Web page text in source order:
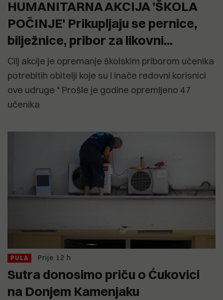
HUMANITARNA AKCIJA 'ŠKOLA
POČINJE' Prikupljaju se pernice,
bilježnice, pribor za likovni...
Cilj akcije je opremanje školskim priborom učenika
potrebitih obitelji koje su i inače redovni korisnici
ove udruge * Prošle je godine opremljeno 47
učenika
PULA Prije 12 h
Sutra donosimo priču o Ćukovici
na Donjem Kamenjaku